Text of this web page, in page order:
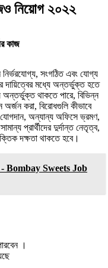
নিয়োগ ২০২২
কাজ
সংগঠিত এবং যোগ্য
দায়িত্বের মধ্যে অন্তর্ভুক্ত হতে
থাকতে পারে, বিভিন্ন
অর্জন করা, বিরোধগুলি কীভাবে
যোগদান, অন্যান্য অফিসে ভ্রমণ,
প্রার্থীদের দুর্দান্ত নেতৃত্ব,
দক্ষতা থাকতে হবে।
- Bombay Sweets Job
।